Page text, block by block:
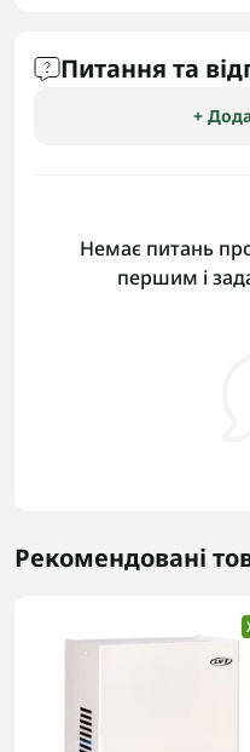
Питання та
+
Немає питань
першим і
Рекомендовані